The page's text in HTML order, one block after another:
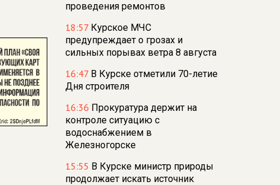
проведения ремонтов
18:57 Курское МЧС
предупреждает о грозах и
сильных порывах ветра 8 августа
16:47 В Курске отметили 70-летие
Дня строителя
16:36 Прокуратура держит на
контроле ситуацию с
водоснабжением в
Железногорске
15:55 В Курске министр природы
продолжает искать источник